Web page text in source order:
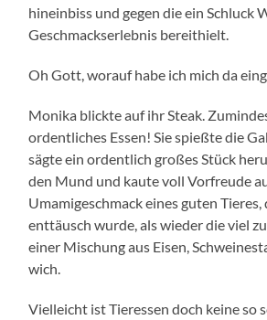
hineinbiss und gegen die ein Schluck
Geschmackserlebnis bereithielt.
Oh Gott, worauf habe ich mich da
Monika blickte auf ihr Steak.
ordentliches Essen! Sie spießte die
sägte ein ordentlich großes Stück
den Mund und kaute voll Vorfreude
Umamigeschmack eines guten Tieres,
enttäusch wurde, als wieder die viel
einer Mischung aus Eisen,
wich.
Vielleicht ist Tieressen doch keine so